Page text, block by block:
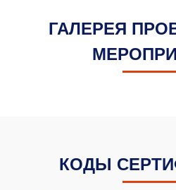
ГАЛЕРЕЯ
КОДЫ